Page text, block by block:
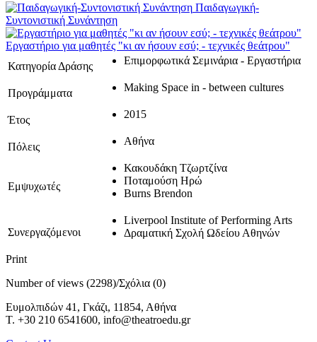
Παιδαγωγική-
Συντονιστική Συνάντηση
Εργαστήριο για μαθητές "κι αν ήσουν εσύ; - τεχνικές θεάτρου"
Κατηγορία Δράσης
Επιμορφωτικά Σεμινάρια - Εργαστήρια
Προγράμματα Making Space in - between cultures
Έτος 2015
Πόλεις Αθήνα
Εμψυχωτές
Κακουδάκη Τζωρτζίνα
Ποταμούση Ηρώ
Burns Brendon
Συνεργαζόμενοι
Liverpool Institute of Performing Arts
Δραματική Σχολή Ωδείου Αθηνών
Print
Number of views (2298)/Σχόλια (0)
Ευμολπιδών 41, Γκάζι, 11854, Αθήνα
T. +30 210 6541600, info@theatroedu.gr